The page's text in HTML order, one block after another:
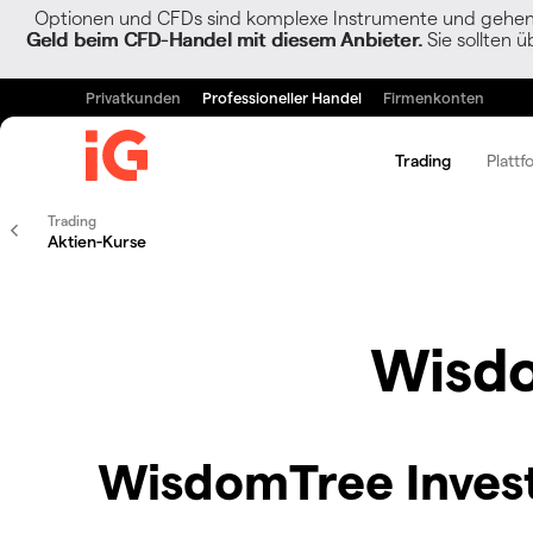
Optionen und CFDs sind komplexe Instrumente und
Geld beim CFD-Handel mit diesem Anbieter. Sie sollten
Privatkunden Professioneller Handel Firmenkonten
Trading
Trading
Aktien-Kurse
WisdomTree